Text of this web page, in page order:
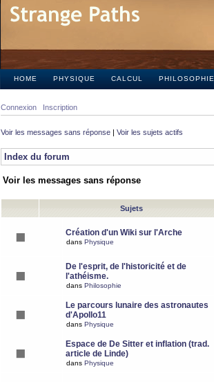
HOME PHYSIQUE CALCUL PHILOSOPHIE
Connexion Inscription
Voir les messages sans réponse | Voir les sujets actifs
Index du forum
Voir les messages sans réponse
Sujets
Création d'un Wiki sur l'Arche
dans Physique
De l'esprit, de l'historicité et de
l'athéisme.
dans Philosophie
Le parcours lunaire des astronautes
d'Apollo11
dans Physique
Espace de De Sitter et inflation (trad.
article de Linde)
dans Physique